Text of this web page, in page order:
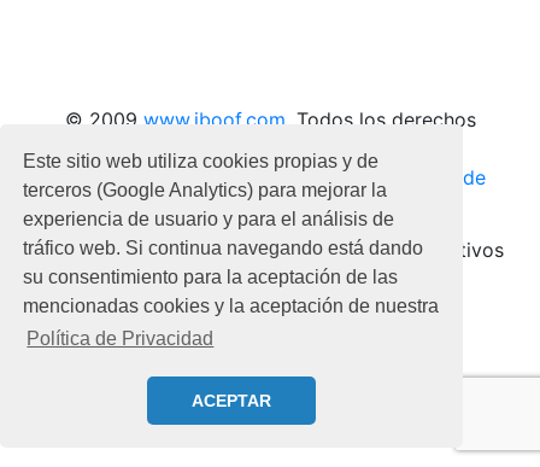
Este sitio web utiliza cookies propias y de
terceros (Google Analytics) para mejorar la
experiencia de usuario y para el análisis de
tráfico web. Si continua navegando está dando
su consentimiento para la aceptación de las
mencionadas cookies y la aceptación de nuestra
Política de Privacidad
ACEPTAR
© 2009 www.iboof.com . Todos los derechos
reservados.
Politica de privacidad
Aviso legal |
Politica de
cookies
Optimizado para todo tipo de dispositivos